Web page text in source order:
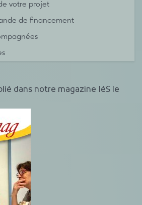
de votre projet
de financement
dans notre magazine IéS le